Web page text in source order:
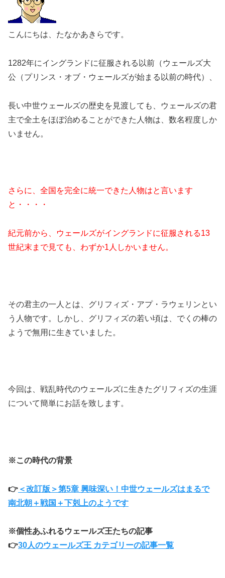
こんにちは、たなかあきらです。
1282年にイングランドに征服される以前（ウェールズ大
公（プリンス・オブ・ウェールズが始まる以前の時代）、
長い中世ウェールズの歴史を見渡しても、ウェールズの君
主で全土をほぼ治めることができた人物は、数名程度しか
いません。
さらに、全国を完全に統一できた人物はと言います
と・・・・
紀元前から、ウェールズがイングランドに征服される13
世紀末まで見ても、わずか1人しかいません。
その君主の一人とは、グリフィズ・アプ・ラウェリンとい
う人物です。しかし、グリフィズの若い頃は、でくの棒の
ようで無用に生きていました。
今回は、戦乱時代のウェールズに生きたグリフィズの生涯
について簡単にお話を致します。
※この時代の背景
👉 ＜改訂版＞第5章 興味深い！中世ウェールズはまるで
南北朝＋戦国＋下剋上のようです
※個性あふれるウェールズ王たちの記事
👉30人のウェールズ王 カテゴリーの記事一覧